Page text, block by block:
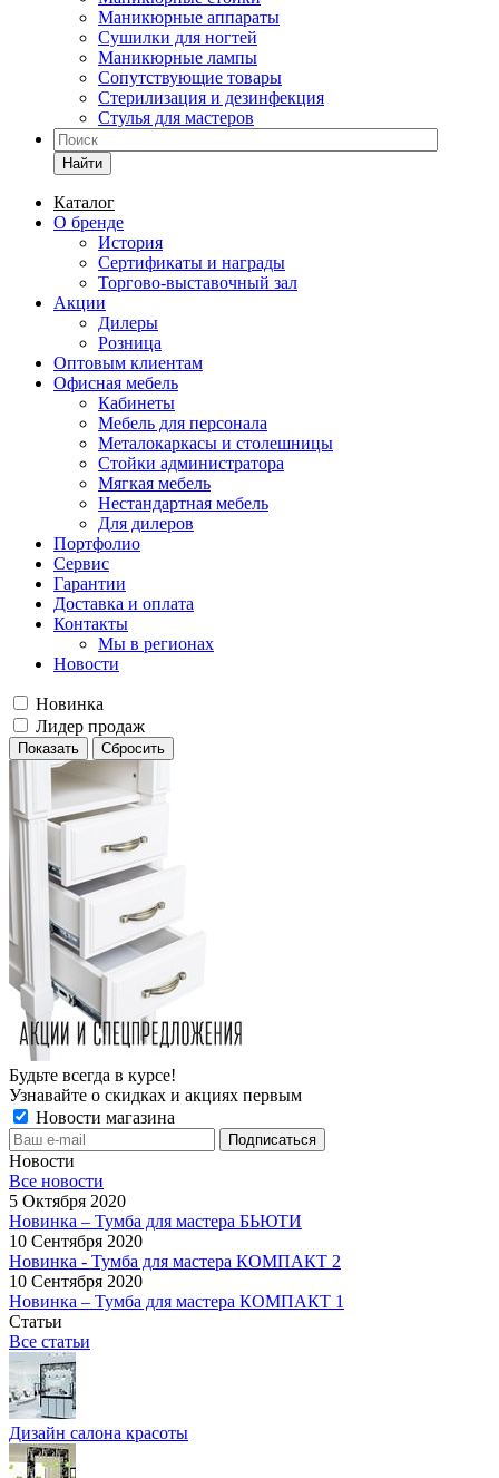
Маникюрные аппараты
Сушилки для ногтей
Маникюрные лампы
Сопутствующие товары
Стерилизация и дезинфекция
Стулья для мастеров
Найти
Каталог
О бренде
История
Сертификаты и награды
Торгово-выставочный зал
Акции
Дилеры
Розница
Оптовым клиентам
Офисная мебель
Кабинеты
Мебель для персонала
Металокаркасы и столешницы
Стойки администратора
Мягкая мебель
Нестандартная мебель
Для дилеров
Портфолио
Сервис
Гарантии
Доставка и оплата
Контакты
Мы в регионах
Новости
Новинка
Лидер продаж
Сбросить
Будьте всегда в курсе!
Узнавайте о скидках и акциях первым
Новости магазина
Новости
Все новости
5 Октября 2020
Новинка – Тумба для мастера БЬЮТИ
10 Сентября 2020
Новинка - Тумба для мастера КОМПАКТ 2
10 Сентября 2020
Новинка – Тумба для мастера КОМПАКТ 1
Статьи
Все статьи
Дизайн салона красоты